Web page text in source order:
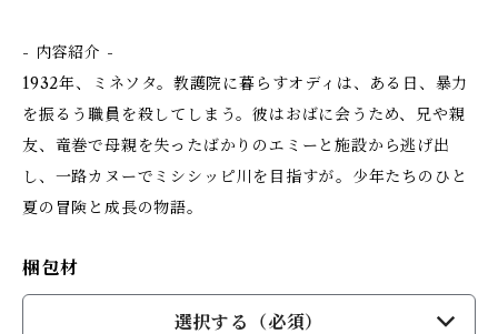
- 内容紹介 -
1932年、ミネソタ。教護院に暮らすオディは、ある日、暴力
を振るう職員を殺してしまう。彼はおばに会うため、兄や親
友、竜巻で母親を失ったばかりのエミーと施設から逃げ出
し、一路カヌーでミシシッピ川を目指すが――。少年たちのひと
夏の冒険と成長の物語。
梱包材
選択する（必須）